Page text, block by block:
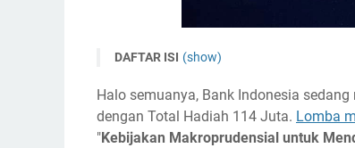
DAFTAR ISI (show)
Tema dan Subtema
Timeline
Halo semuanya, Bank Indonesia
dengan Total Hadiah 114 Juta. Lomba
"Kebijakan Makroprudensial untuk